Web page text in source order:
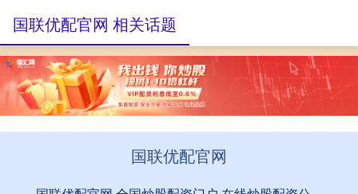
国联优配官网
国联优配官网 相关话题